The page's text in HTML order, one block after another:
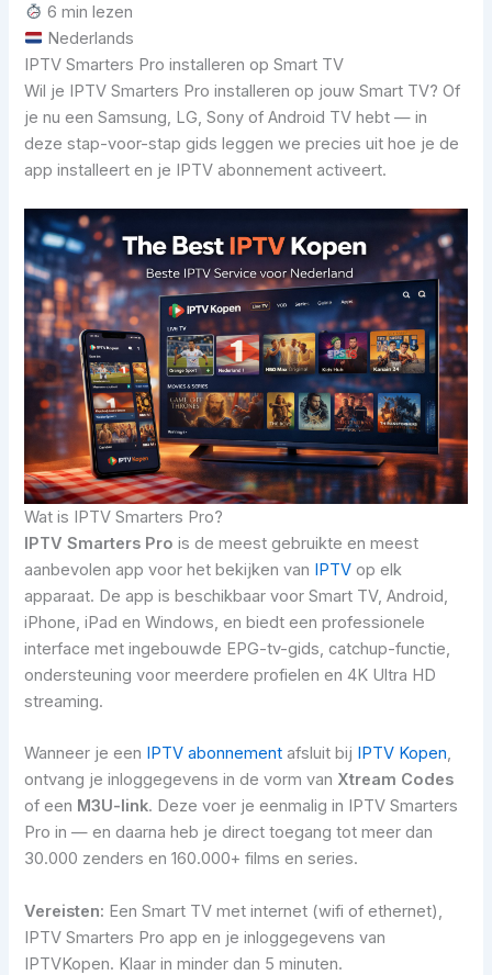
6 min lezen
Nederlands
IPTV Smarters Pro installeren op Smart TV
Wil je IPTV Smarters Pro installeren op jouw Smart TV? Of
je nu een Samsung, LG, Sony of Android TV hebt — in
deze stap-voor-stap gids leggen we precies uit hoe je de
app installeert en je IPTV abonnement activeert.
Wat is IPTV Smarters Pro?
IPTV Smarters Pro is de meest gebruikte en meest
aanbevolen app voor het bekijken van IPTV op elk
apparaat. De app is beschikbaar voor Smart TV, Android,
iPhone, iPad en Windows, en biedt een professionele
interface met ingebouwde EPG-tv-gids, catchup-functie,
ondersteuning voor meerdere profielen en 4K Ultra HD
streaming.
Wanneer je een IPTV abonnement afsluit bij IPTV Kopen,
ontvang je inloggegevens in de vorm van Xtream Codes
of een M3U-link. Deze voer je eenmalig in IPTV Smarters
Pro in — en daarna heb je direct toegang tot meer dan
30.000 zenders en 160.000+ films en series.
Vereisten: Een Smart TV met internet (wifi of ethernet),
IPTV Smarters Pro app en je inloggegevens van
IPTVKopen. Klaar in minder dan 5 minuten.